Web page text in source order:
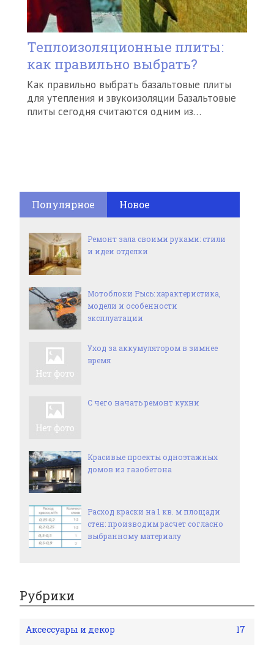
Теплоизоляционные плиты:
как правильно выбрать?
Как правильно выбрать базальтовые плиты
для утепления и звукоизоляции Базальтовые
плиты сегодня считаются одним из…
Популярное Новое
Ремонт зала своими руками: стили
и идеи отделки
Мотоблоки Рысь: характеристика,
модели и особенности
эксплуатации
Уход за аккумулятором в зимнее
время
С чего начать ремонт кухни
Красивые проекты одноэтажных
домов из газобетона
Расход краски на 1 кв. м площади
стен: производим расчет согласно
выбранному материалу
Рубрики
Аксессуары и декор
17